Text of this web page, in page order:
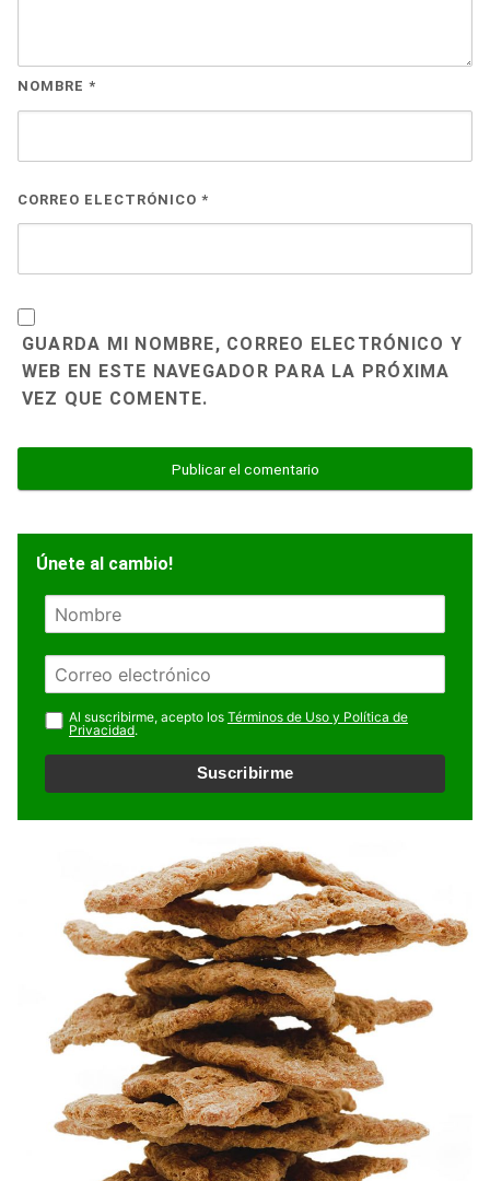
NOMBRE *
CORREO ELECTRÓNICO *
GUARDA MI NOMBRE, CORREO ELECTRÓNICO Y
WEB EN ESTE NAVEGADOR PARA LA PRÓXIMA
VEZ QUE COMENTE.
Únete al cambio!
N
m
r
e
E
m
a
i
l
Al suscribirme, acepto los Términos de Uso y Política de
Privacidad.
Suscribirme